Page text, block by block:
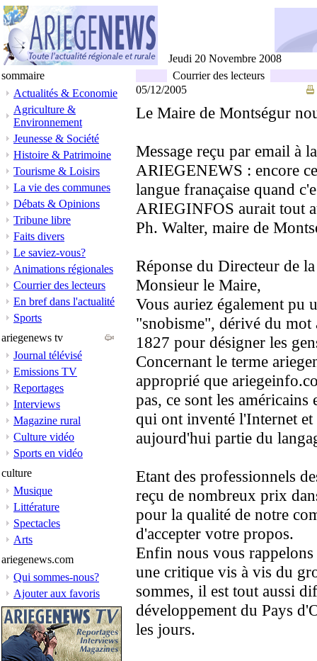
Jeudi 20 Novembre 2008
sommaire
Actualités & Economie
Agriculture &
Environnement
Jeunesse & Société
Histoire & Patrimoine
Tourisme & Loisirs
La vie des communes
Débats & Opinions
Tribune libre
Faits divers
Le saviez-vous?
Animations régionales
Courrier des lecteurs
En bref dans l'actualité
Sports
ariegenews tv
Journal télévisé
Emissions TV
Reportages
Interviews
Magazine rural
Culture vidéo
Sports en vidéo
culture
Musique
Littérature
Spectacles
Arts
ariegenews.com
Qui sommes-nous?
Ajouter aux favoris
Courrier des lecteurs
05/12/2005
Le Maire de Montségur
Message reçu par email à
ARIEGENEWS : encore
langue franaçaise quand
ARIEGINFOS aurait tout
Ph. Walter, maire de
Réponse du Directeur de
Monsieur le Maire,
Vous auriez également pu
"snobisme", dérivé du
1827 pour désigner les
Concernant le terme
approprié que
pas, ce sont les
qui ont inventé l'Internet et
aujourd'hui partie du
Etant des professionnels
reçu de nombreux prix
pour la qualité de notre
d'accepter votre propos.
Enfin nous vous
une critique vis à vis du
sommes, il est tout aussi
développement du Pays
les jours.